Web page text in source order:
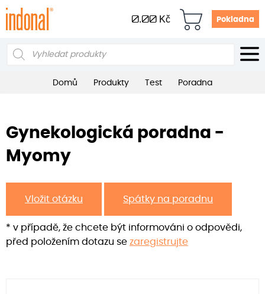
0.00 Kč Pokladna
Products
Domů Produkty Test Poradna
Gynekologická poradna -
Myomy
Vložit otázku Spátky na poradnu
* v případě, že chcete být informováni o odpovědi,
před položením dotazu se zaregistrujte